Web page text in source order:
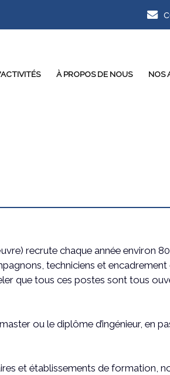
À PROPOS DE NOUS NOS
recrute chaque année environ
techniciens et
que tous ces postes sont tous
ou le diplôme d’ingénieur, en
et établissements de formation,